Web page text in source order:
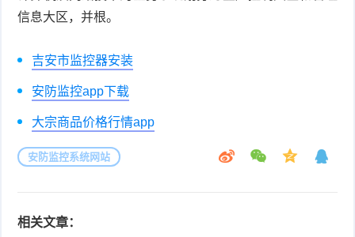
信息大区，并根。
吉安市监控器安装
安防监控app下载
大宗商品价格行情app
安防监控系统网站
相关文章：